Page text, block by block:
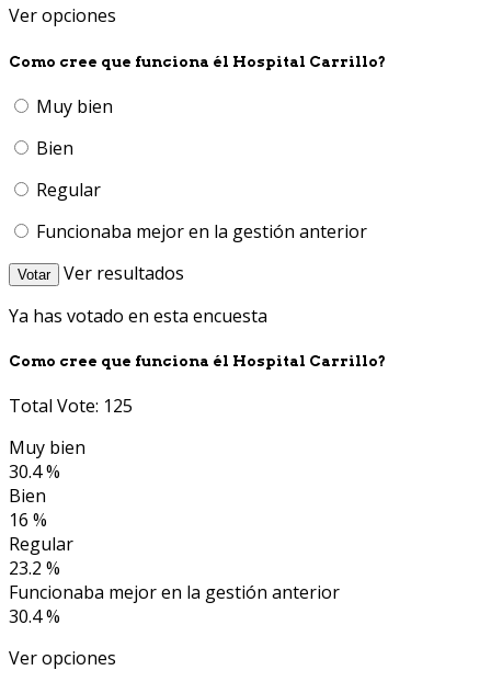
Ver opciones
Como cree que funciona él Hospital Carrillo?
Muy bien
Bien
Regular
Funcionaba mejor en la gestión anterior
Votar
Ver resultados
Ya has votado en esta encuesta
Como cree que funciona él Hospital Carrillo?
Total Vote: 125
Muy bien
30.4 %
Bien
16 %
Regular
23.2 %
Funcionaba mejor en la gestión anterior
30.4 %
Ver opciones